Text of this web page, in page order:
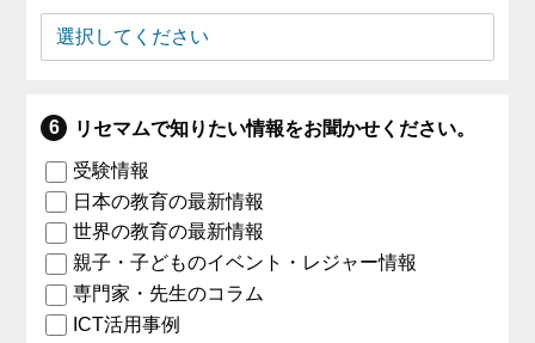
リセマムで知りたい情報をお聞かせください。
受験情報
日本の教育の最新情報
世界の教育の最新情報
親子・子どものイベント・レジャー情報
専門家・先生のコラム
ICT活用事例